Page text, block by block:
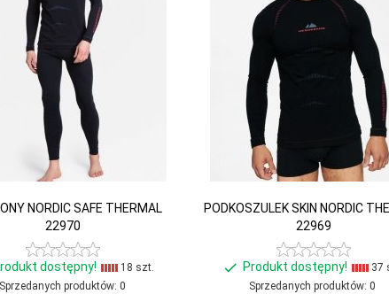
NORDIC SAFE THERMAL
22970
dostępny!
18 szt.
Sprzedanych produktów: 0
PODKOSZULEK SKIN NORDIC
22969
Produkt dostępny!
37
Sprzedanych produktów:0